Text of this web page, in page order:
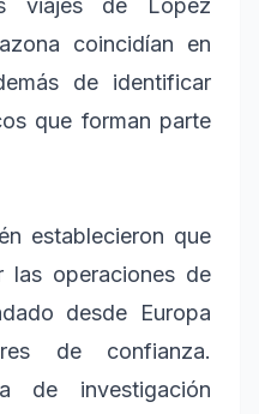
viajes de López
coincidían en
de identificar
que forman parte
establecieron que
las operaciones de
desde Europa
de confianza.
de investigación